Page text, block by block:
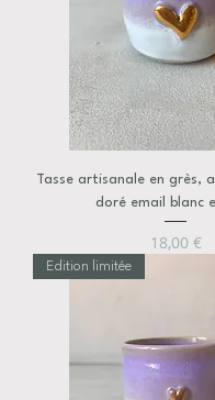
Tasse artisanale en grès,
doré email blanc
Prix
18,00 €
Edition limitée